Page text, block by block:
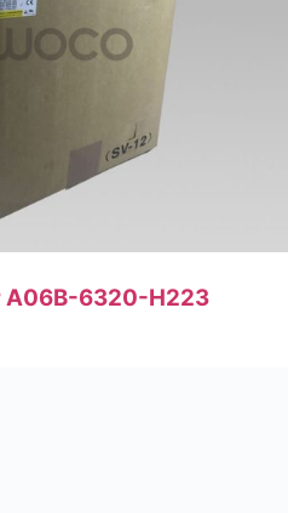
A06B-6320-H223